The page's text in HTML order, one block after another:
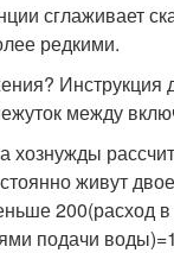
сглаживает
редкими.
между
живут
200(расход в
подачи